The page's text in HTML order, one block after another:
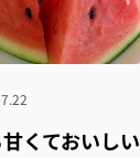
くておいしい